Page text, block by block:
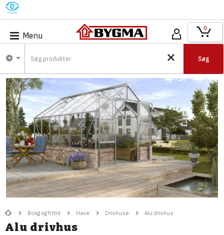
M
Menu
Søg
0
Bolig og fritid Have Drivhuse Alu drivhus
Alu drivhus